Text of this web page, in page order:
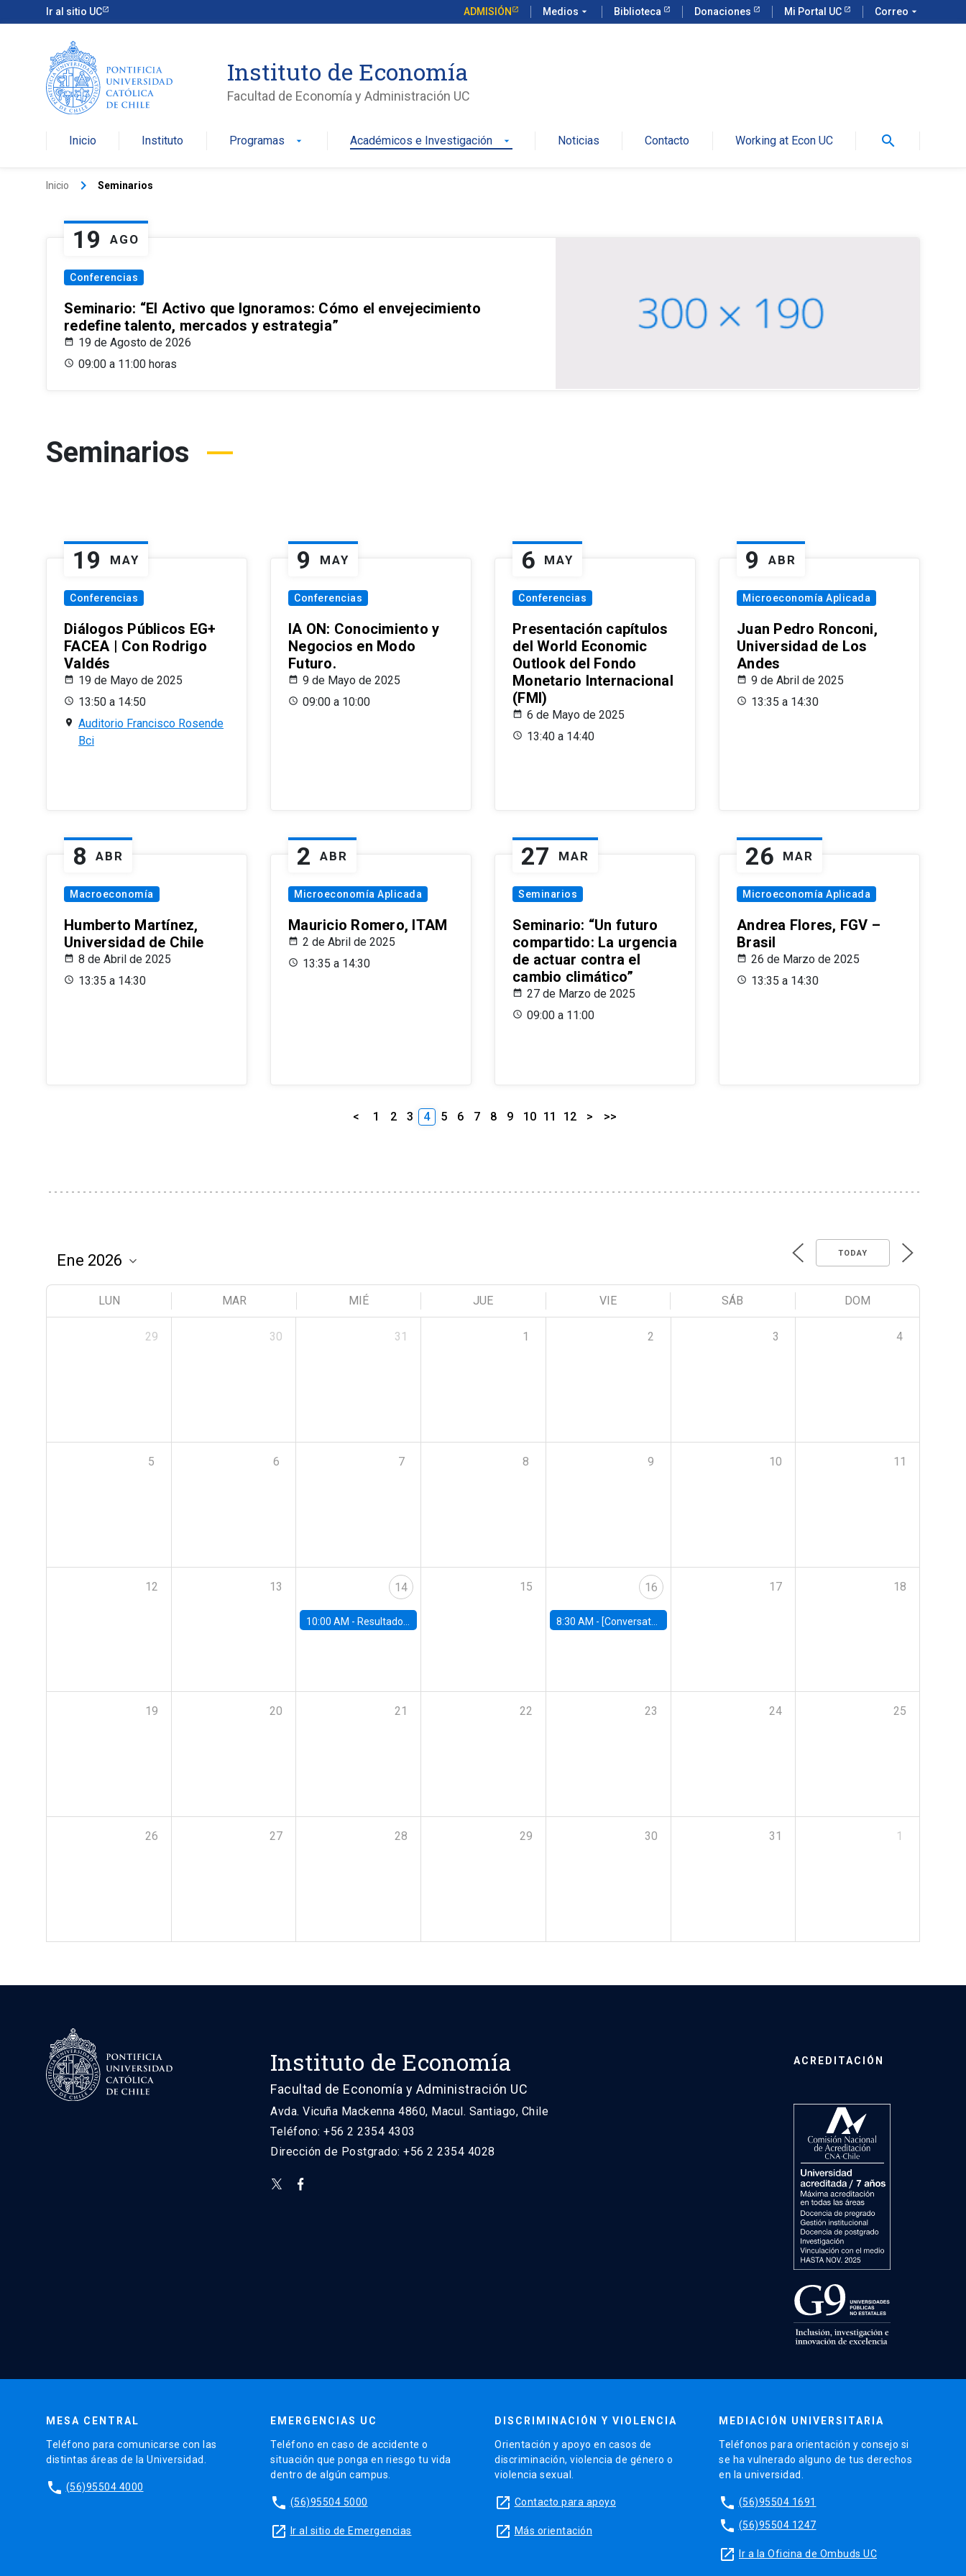
Ir al sitio UC ADMISIÓN Medios arrow_drop_down Biblioteca Donaciones Mi Portal UC Correo arrow_drop_down
Instituto de Economía
Facultad de Economía y Administración UC
Inicio Instituto Programas arrow_drop_down Académicos e Investigación arrow_drop_down Noticias Contacto Working at Econ UC search
Inicio keyboard_arrow_right Seminarios
19 AGO
Conferencias
Seminario: “El Activo que Ignoramos: Cómo el envejecimiento
redefine talento, mercados y estrategia”
19 de Agosto de 2026
09:00 a 11:00 horas
Seminarios
19 MAY
Conferencias
Diálogos Públicos EG+
FACEA | Con Rodrigo
Valdés
19 de Mayo de 2025
13:50 a 14:50
Auditorio Francisco Rosende
Bci
9 MAY
Conferencias
IA ON: Conocimiento y
Negocios en Modo
Futuro.
9 de Mayo de 2025
09:00 a 10:00
6 MAY
Conferencias
Presentación capítulos
del World Economic
Outlook del Fondo
Monetario Internacional
(FMI)
6 de Mayo de 2025
13:40 a 14:40
9 ABR
Microeconomía Aplicada
Juan Pedro Ronconi,
Universidad de Los
Andes
9 de Abril de 2025
13:35 a 14:30
8 ABR
Macroeconomía
Humberto Martínez,
Universidad de Chile
8 de Abril de 2025
13:35 a 14:30
2 ABR
Microeconomía Aplicada
Mauricio Romero, ITAM
2 de Abril de 2025
13:35 a 14:30
27 MAR
Seminarios
Seminario: “Un futuro
compartido: La urgencia
de actuar contra el
cambio climático”
27 de Marzo de 2025
09:00 a 11:00
26 MAR
Microeconomía Aplicada
Andrea Flores, FGV –
Brasil
26 de Marzo de 2025
13:35 a 14:30
< 1 2 3 4 5 6 7 8 9 10 11 12 > >>
TODAY
LUN MAR MIÉ JUE VIE SÁB DOM
29 30 31 1 2 3 4
5 6 7 8 9 10 11
12 13 14
10:00 AM - Resultados Encuesta Casen 2024: Repercusiones para el Chile de hoy
15 16
8:30 AM - [Conversatorio] AI and Reskilling | La evolución del trabajo en la era de la IA
17 18
19 20 21 22 23 24 25
26 27 28 29 30 31 1
Instituto de Economía
Facultad de Economía y Administración UC
Avda. Vicuña Mackenna 4860, Macul. Santiago, Chile
Teléfono: +56 2 2354 4303
Dirección de Postgrado: +56 2 2354 4028
ACREDITACIÓN
MESA CENTRAL
Teléfono para comunicarse con las
distintas áreas de la Universidad.
phone (56)95504 4000
EMERGENCIAS UC
Teléfono en caso de accidente o
situación que ponga en riesgo tu vida
dentro de algún campus.
phone (56)95504 5000
launch Ir al sitio de Emergencias
DISCRIMINACIÓN Y VIOLENCIA
Orientación y apoyo en casos de
discriminación, violencia de género o
violencia sexual.
launch Contacto para apoyo
launch Más orientación
MEDIACIÓN UNIVERSITARIA
Teléfonos para orientación y consejo si
se ha vulnerado alguno de tus derechos
en la universidad.
phone (56)95504 1691
phone (56)95504 1247
launch Ir a la Oficina de Ombuds UC